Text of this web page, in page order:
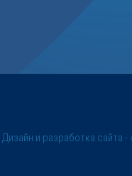
Дизайн и разработка сайта -